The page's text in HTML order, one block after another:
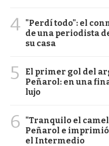
4 "Perdí todo": el
de una periodista
su casa
5
El primer gol del
Peñarol: en una
lujo
6
"Tranquilo el
Peñarol e
el Intermedio